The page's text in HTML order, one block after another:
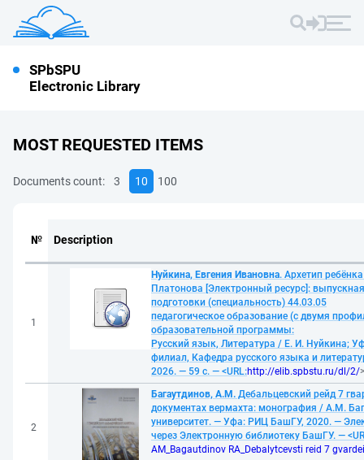
SPbSPU
Electronic Library
MOST REQUESTED ITEMS
Documents count: 3 10 100
№ Description
1
Нуйкина, Евгения Ивановна. Архетип
Платонова [Электронный ресурс]:
подготовки (специальность) 44.03.05
педагогическое образование (с двумя
образовательной программы:
Русский язык, Литература / Е. И. Нуйкина;
филиал, Кафедра русского языка и
2026. — 59 с. — <URL:http://elib.spbstu.ru/dl/2/
2
Багаутдинов, А.М. Дебальцевский рейд 7
документах вермахта: монография / А.М.
университет. — Уфа: РИЦ БашГУ, 2020. —
через Электронную библиотеку БашГУ. —
AM_Bagautdinov RA_Debalytcevsti reid 7